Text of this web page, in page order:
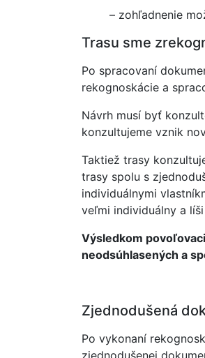
– zohľadnenie
Trasu sme
Po spracovaní
rekognoskácie a
Návrh musí byť
konzultujeme vznik
Taktiež trasy
trasy spolu s
individuálnymi
veľmi individuálny a
Výsledkom
neodsúhlasených a
Zjednodušená
Po vykonaní
zjednodušenej